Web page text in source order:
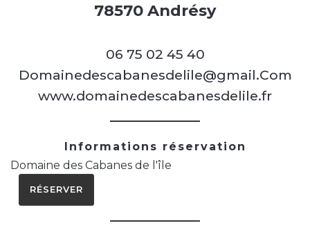
78570 Andrésy
06 75 02 45 40
Domainedescabanesdelile@gmail.Com
www.domainedescabanesdelile.fr
Informations réservation
Domaine des Cabanes de l'île
RÉSERVER